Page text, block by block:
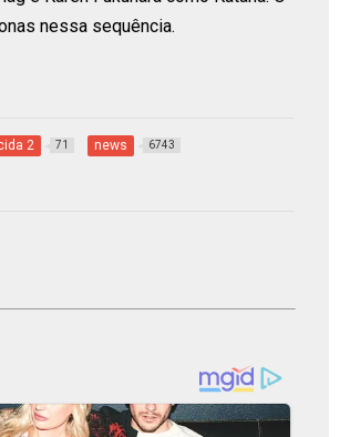
nessa sequência.
2 71 news 6743